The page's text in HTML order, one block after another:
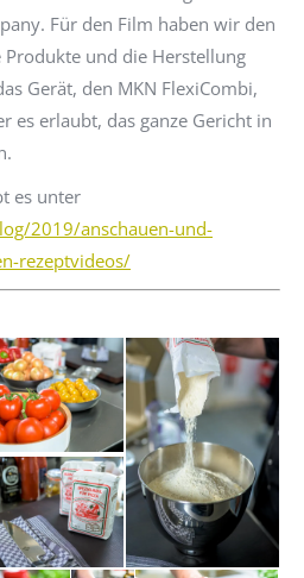
Für den Film haben wir den
Produkte und die Herstellung
Gerät, den MKN FlexiCombi,
es erlaubt, das ganze Gericht in
es unter
2019/anschauen-und-
rezeptvideos/